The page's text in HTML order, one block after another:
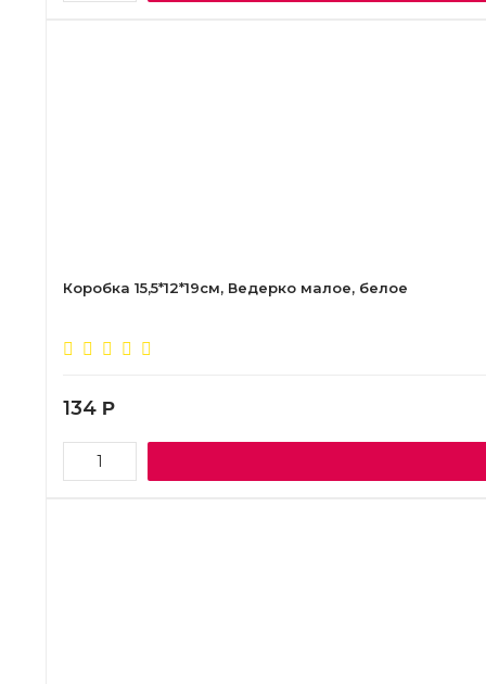
Коробка 15,5*12*19см, Ведерко малое, белое
134 Р